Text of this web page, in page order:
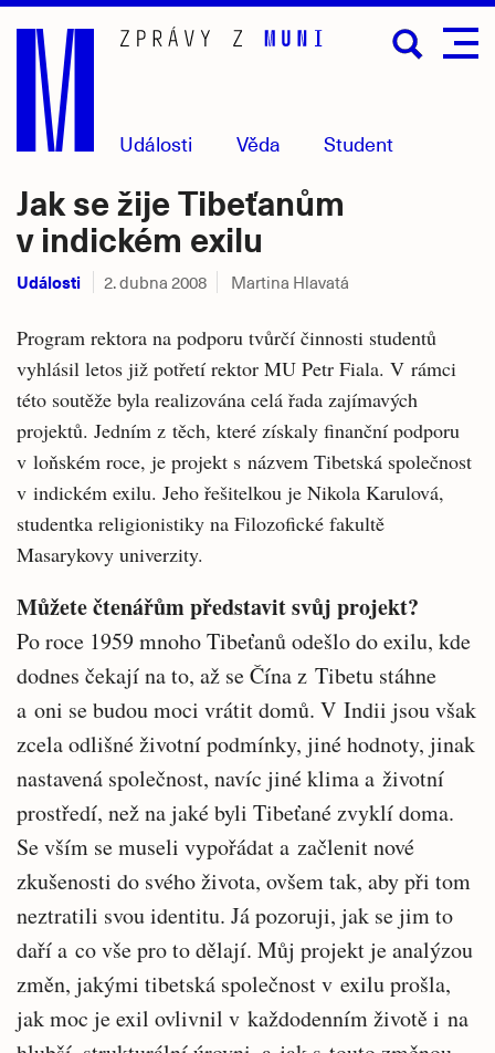
Přejít
hlavní
obsah
Události Věda Student
Jak se žije Tibeťanům
v indickém exilu
Události 2. dubna 2008 Martina Hlavatá
Program rektora na podporu tvůrčí činnosti studentů
vyhlásil letos již potřetí rektor MU Petr Fiala. V rámci
této soutěže byla realizována celá řada zajímavých
projektů. Jedním z těch, které získaly finanční podporu
v loňském roce, je projekt s názvem Tibetská společnost
v indickém exilu. Jeho řešitelkou je Nikola Karulová,
studentka religionistiky na Filozofické fakultě
Masarykovy univerzity.
Můžete čtenářům představit svůj projekt?
Po roce 1959 mnoho Tibeťanů odešlo do exilu, kde
dodnes čekají na to, až se Čína z Tibetu stáhne
a oni se budou moci vrátit domů. V Indii jsou však
zcela odlišné životní podmínky, jiné hodnoty, jinak
nastavená společnost, navíc jiné klima a životní
prostředí, než na jaké byli Tibeťané zvyklí doma.
Se vším se museli vypořádat a začlenit nové
zkušenosti do svého života, ovšem tak, aby při tom
neztratili svou identitu. Já pozoruji, jak se jim to
daří a co vše pro to dělají. Můj projekt je analýzou
změn, jakými tibetská společnost v exilu prošla,
jak moc je exil ovlivnil v každodenním životě i na